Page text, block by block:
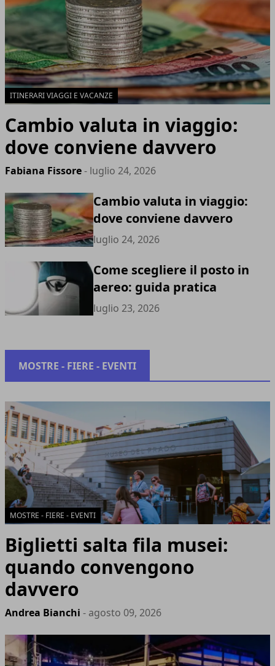
ITINERARI VIAGGI E VACANZE
Cambio valuta in viaggio:
dove conviene davvero
Fabiana Fissore- luglio 24, 2026
Cambio valuta in viaggio:
dove conviene davvero
luglio 24, 2026
Come scegliere il posto in
aereo: guida pratica
luglio 23, 2026
MOSTRE - FIERE - EVENTI
MOSTRE - FIERE - EVENTI
Biglietti salta fila musei:
quando convengono
davvero
Andrea Bianchi - agosto 09, 2026